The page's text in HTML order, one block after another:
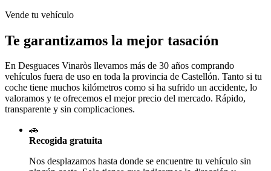
Vende tu vehículo
Te garantizamos la mejor tasación
En Desguaces Vinaròs llevamos más de 30 años comprando
vehículos fuera de uso en toda la provincia de Castellón. Tanto si tu
coche tiene muchos kilómetros como si ha sufrido un accidente, lo
valoramos y te ofrecemos el mejor precio del mercado. Rápido,
transparente y sin complicaciones.
🚗
Recogida gratuita
Nos desplazamos hasta donde se encuentre tu vehículo sin